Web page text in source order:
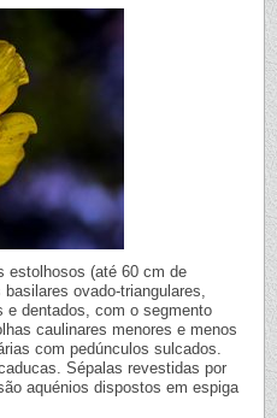
estolhosos (até 60 cm de
ovado-triangulares,
dentados, com o segmento
caulinares menores e menos
com pedúnculos sulcados.
Sépalas revestidas por
aquénios dispostos em espiga